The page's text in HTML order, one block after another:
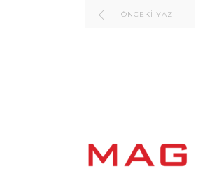
ÖNCEKI YAZI